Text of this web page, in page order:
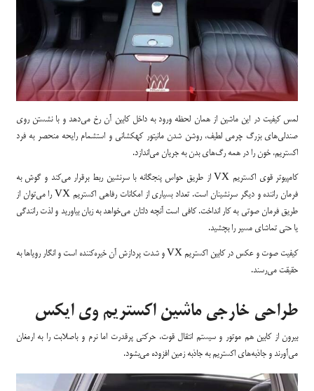
لمس کیفیت در این ماشین از همان لحظه ورود به داخل کابین آن رخ می‌دهد و با نشستن روی
صندلی‌های بزرگ چرمی لطیف، روشن شدن مانیتور کهکشانی و استشمام رایحه منحصر به فرد
اکستریم، خون را در همه رگ‌های بدن به جریان می‌اندازد.
کامپیوتر قوی اکستریم VX از طریق حواس پنجگانه با سرنشین ربط برقرار می‌کند و گوش به
فرمان راننده و دیگر سرنشینان است. تعداد بسیاری از امکانات رفاهی اکستریم VX را می‌توان از
طریق فرمان صوتی به کار انداخت. کافی است آنچه دلتان می‌خواهد به زبان بیاورید و لذت رانندگی
یا حتی تماشای مسیر را بچشید.
کیفیت صوت و عکس در کابین اکستریم VX و شدت پردازش آن خیره‌کننده است و انگار رویاها به
حقیقت می‌رسند.
طراحی خارجی ماشین اکستریم وی ایکس
بیرون از کابین هم موتور و سیستم انتقال قوت، حرکتی پرقدرت اما نرم و باصلابت را به ارمغان
می‌آورند و جاذبه‌های اکستریم به جاذبه زمین افزوده می‌بشود.